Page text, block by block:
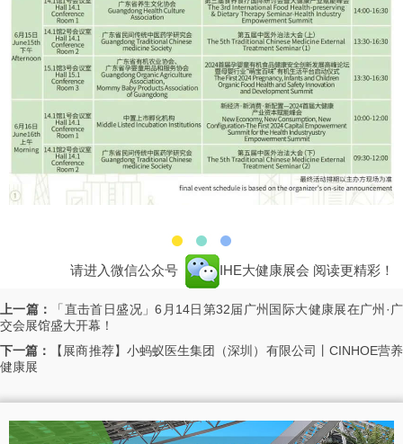
请进入微信公众号 IHE大健康展会 阅读更精彩！
上一篇：
「直击首日盛况」6月14日第32届广州国际大健康展在广州·广
交会展馆盛大开幕！
下一篇：
【展商推荐】小蚂蚁医生集团（深圳）有限公司丨CINHOE营养
健康展